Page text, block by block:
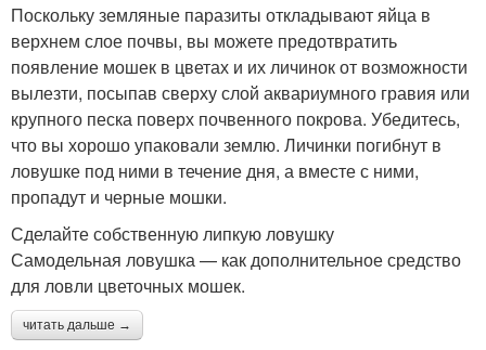
Поскольку земляные паразиты откладывают яйца в
верхнем слое почвы, вы можете предотвратить
появление мошек в цветах и их личинок от возможности
вылезти, посыпав сверху слой аквариумного гравия или
крупного песка поверх почвенного покрова. Убедитесь,
что вы хорошо упаковали землю. Личинки погибнут в
ловушке под ними в течение дня, а вместе с ними,
пропадут и черные мошки.
Сделайте собственную липкую ловушку
Самодельная ловушка — как дополнительное средство
для ловли цветочных мошек.
читать дальше →